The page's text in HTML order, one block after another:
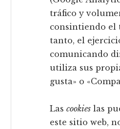
tráfico y
consintiendo el
tanto, el
comunicando
utiliza sus
gusta» o
Las cookies las
este sitio web,